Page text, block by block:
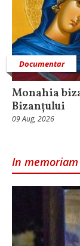
Documentar
Monahia
Bizanțului
09 Aug, 2026
In memoriam